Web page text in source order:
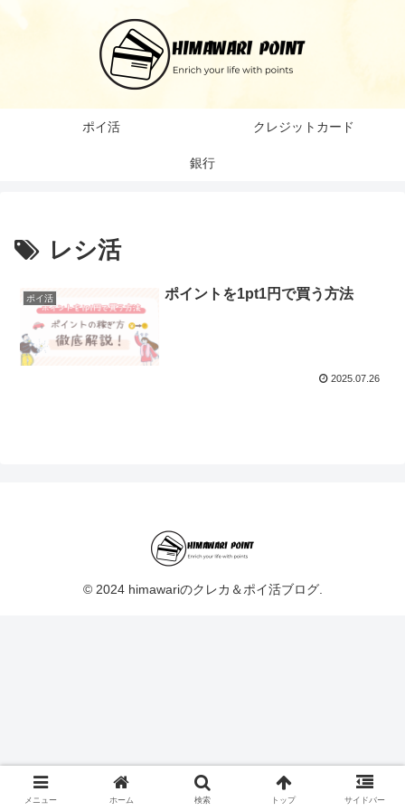
ポイ活 クレジットカード
銀行
レシ活
ポイ活 ポイントを1pt1円で買う方法
2025.07.26
© 2024 himawariのクレカ＆ポイ活ブログ.
メニュー ホーム 検索 トップ サイドバー